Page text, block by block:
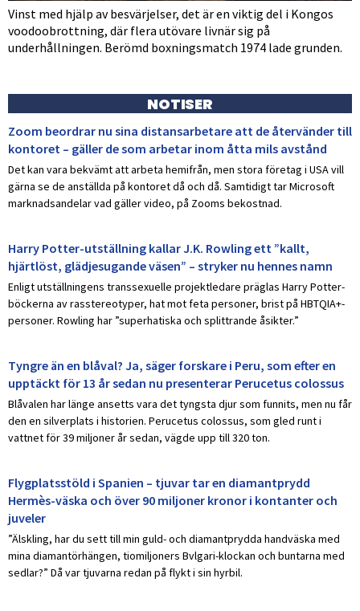
Vinst med hjälp av besvärjelser, det är en viktig del i Kongos
voodoobrottning, där flera utövare livnär sig på
underhållningen. Berömd boxningsmatch 1974 lade grunden.
NOTISER
Zoom beordrar nu sina distansarbetare att de återvänder till
kontoret – gäller de som arbetar inom åtta mils avstånd
Det kan vara bekvämt att arbeta hemifrån, men stora företag i USA vill
gärna se de anställda på kontoret då och då. Samtidigt tar Microsoft
marknadsandelar vad gäller video, på Zooms bekostnad.
Harry Potter-utställning kallar J.K. Rowling ett ”kallt,
hjärtlöst, glädjesugande väsen” – stryker nu hennes namn
Enligt utställningens transsexuelle projektledare präglas Harry Potter-
böckerna av rasstereotyper, hat mot feta personer, brist på HBTQIA+-
personer. Rowling har ”superhatiska och splittrande åsikter.”
Tyngre än en blåval? Ja, säger forskare i Peru, som efter en
upptäckt för 13 år sedan nu presenterar Perucetus colossus
Blåvalen har länge ansetts vara det tyngsta djur som funnits, men nu får
den en silverplats i historien. Perucetus colossus, som gled runt i
vattnet för 39 miljoner år sedan, vägde upp till 320 ton.
Flygplatsstöld i Spanien – tjuvar tar en diamantprydd
Hermès-väska och över 90 miljoner kronor i kontanter och
juveler
”Älskling, har du sett till min guld- och diamantprydda handväska med
mina diamantörhängen, tiomiljoners Bvlgari-klockan och buntarna med
sedlar?” Då var tjuvarna redan på flykt i sin hyrbil.